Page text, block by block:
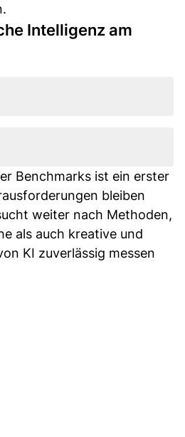
Intelligenz am
Benchmarks ist ein erster
bleiben
weiter nach Methoden,
als auch kreative und
KI zuverlässig messen